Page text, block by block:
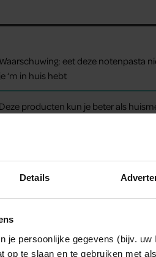
Details
je persoonlijke gegevens (bijv.
op te slaan en te gebruiken met
Waarschuwing: eet deze notenpasta
je ‘m in huis hebt
Deze producten kun je beter als